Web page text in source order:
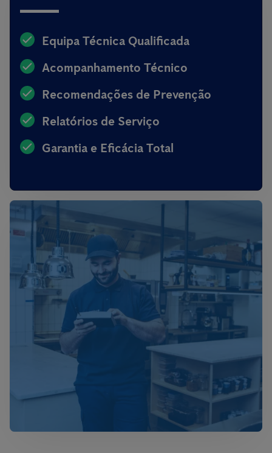
Equipa Técnica Qualificada
Acompanhamento Técnico
Recomendações de Prevenção
Relatórios de Serviço
Garantia e Eficácia Total